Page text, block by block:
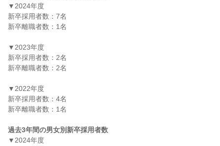
▼2024年度
新卒採用者数：7名
新卒離職者数：1名
▼2023年度
新卒採用者数：2名
新卒離職者数：2名
▼2022年度
新卒採用者数：4名
新卒離職者数：1名
過去3年間の男女別新卒採用者数
▼2024年度